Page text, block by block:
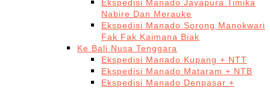
Ekspedisi Manado Jayapura Timika
Nabire Dan Merauke
Ekspedisi Manado Sorong Manokwari
Fak Fak Kaimana Biak
Ke Bali Nusa Tenggara
Ekspedisi Manado Kupang + NTT
Ekspedisi Manado Mataram + NTB
Ekspedisi Manado Denpasar +